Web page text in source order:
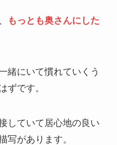
もっとも奥さんにした
緒にいて慣れていくう
ずです。
していて居心地の良い
写があります。